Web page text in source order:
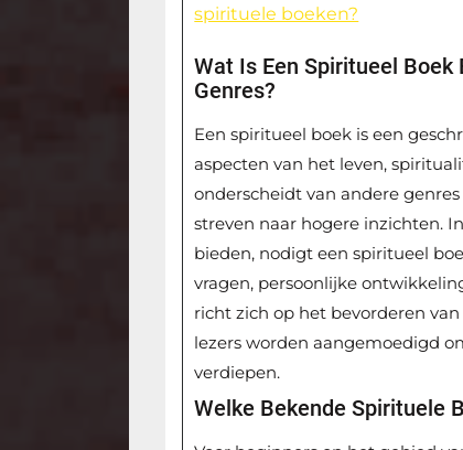
spirituele boeken?
Wat Is Een Spiritueel
Genres?
Een spiritueel boek is een
aspecten van het leven,
onderscheidt van andere
streven naar hogere inzichten.
bieden, nodigt een spiritueel
vragen, persoonlijke
richt zich op het bevorderen
lezers worden aangemoedigd
verdiepen.
Welke Bekende Spirituele